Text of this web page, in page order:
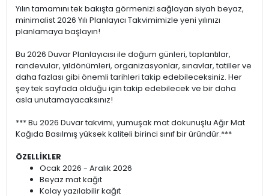
Yılın tamamını tek bakışta görmenizi sağlayan siyah beyaz,
minimalist 2026 Yılı Planlayıcı Takvimimizle yeni yılınızı
planlamaya başlayın!
Bu 2026 Duvar Planlayıcısı ile doğum günleri, toplantılar,
randevular, yıldönümleri, organizasyonlar, sınavlar, tatiller ve
daha fazlası gibi önemli tarihleri takip edebileceksiniz. Her
şey tek sayfada olduğu için takip edebilecek ve bir daha
asla unutamayacaksınız!
*** Bu 2026 Duvar takvimi, yumuşak mat dokunuşlu Ağır Mat
Kağıda Basılmış yüksek kaliteli birinci sınıf bir üründür.***
ÖZELLİKLER
Ocak 2026 - Aralık 2026
Beyaz mat kağıt
Kolay yazılabilir kağıt